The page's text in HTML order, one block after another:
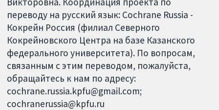
переводу на русский язык: Cochrane Russia -
Кокрейн Россия (филиал Северного
Кокрейновского Центра на базе Казанского
федерального университета). По вопросам,
связанным с этим переводом, пожалуйста,
обращайтесь к нам по адресу:
cochrane.russia.kpfu@gmail.com;
cochranerussia@kpfu.ru